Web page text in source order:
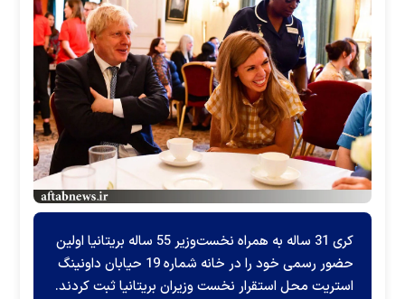
کری 31 ساله به همراه نخست‌وزیر 55 ساله بریتانیا اولین
حضور رسمی خود را در خانه شماره 19 حیابان داونینگ
استریت محل استقرار نخست وزیران بریتانیا ثبت کردند.